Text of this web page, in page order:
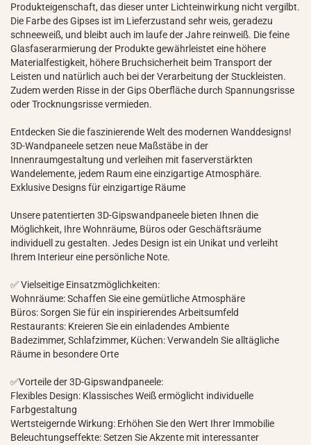
Produkteigenschaft, das dieser unter Lichteinwirkung nicht vergilbt.
Die Farbe des Gipses ist im Lieferzustand sehr weis, geradezu
schneeweiß, und bleibt auch im laufe der Jahre reinweiß. Die feine
Glasfaserarmierung der Produkte gewährleistet eine höhere
Materialfestigkeit, höhere Bruchsicherheit beim Transport der
Leisten und natürlich auch bei der Verarbeitung der Stuckleisten.
Zudem werden Risse in der Gips Oberfläche durch Spannungsrisse
oder Trocknungsrisse vermieden.
Entdecken Sie die faszinierende Welt des modernen Wanddesigns!
3D-Wandpaneele setzen neue Maßstäbe in der
Innenraumgestaltung und verleihen mit faserverstärkten
Wandelemente, jedem Raum eine einzigartige Atmosphäre.
Exklusive Designs für einzigartige Räume
Unsere patentierten 3D-Gipswandpaneele bieten Ihnen die
Möglichkeit, Ihre Wohnräume, Büros oder Geschäftsräume
individuell zu gestalten. Jedes Design ist ein Unikat und verleiht
Ihrem Interieur eine persönliche Note.
✅ Vielseitige Einsatzmöglichkeiten:
Wohnräume: Schaffen Sie eine gemütliche Atmosphäre
Büros: Sorgen Sie für ein inspirierendes Arbeitsumfeld
Restaurants: Kreieren Sie ein einladendes Ambiente
Badezimmer, Schlafzimmer, Küchen: Verwandeln Sie alltägliche
Räume in besondere Orte
✅Vorteile der 3D-Gipswandpaneele:
Flexibles Design: Klassisches Weiß ermöglicht individuelle
Farbgestaltung
Wertsteigernde Wirkung: Erhöhen Sie den Wert Ihrer Immobilie
Beleuchtungseffekte: Setzen Sie Akzente mit interessanter